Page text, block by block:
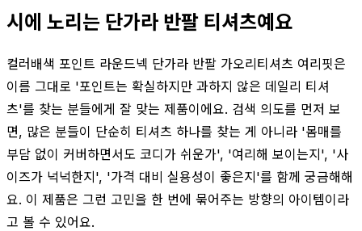
시에 노리는 단가라 반팔 티셔츠예요
컬러배색 포인트 라운드넥 단가라 반팔 가오리티셔츠 여리핏은
이름 그대로 '포인트는 확실하지만 과하지 않은 데일리 티셔
츠'를 찾는 분들에게 잘 맞는 제품이에요. 검색 의도를 먼저 보
면, 많은 분들이 단순히 티셔츠 하나를 찾는 게 아니라 '몸매를
부담 없이 커버하면서도 코디가 쉬운가', '여리해 보이는지', '사
이즈가 넉넉한지', '가격 대비 실용성이 좋은지'를 함께 궁금해해
요. 이 제품은 그런 고민을 한 번에 묶어주는 방향의 아이템이라
고 볼 수 있어요.